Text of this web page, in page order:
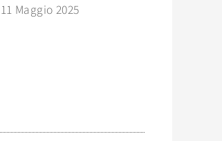
11 Maggio 2025